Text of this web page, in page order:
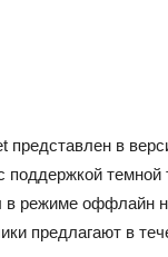
в
поддержкой
в режиме оффлайн
предлагают в